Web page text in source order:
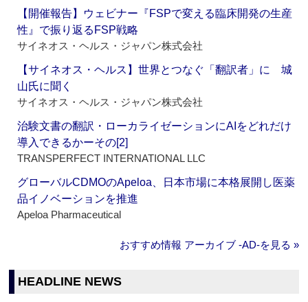
【開催報告】ウェビナー『FSPで変える臨床開発の生産
性』で振り返るFSP戦略
サイネオス・ヘルス・ジャパン株式会社
【サイネオス・ヘルス】世界とつなぐ「翻訳者」に 城
山氏に聞く
サイネオス・ヘルス・ジャパン株式会社
治験文書の翻訳・ローカライゼーションにAIをどれだけ
導入できるかーその[2]
TRANSPERFECT INTERNATIONAL LLC
グローバルCDMOのApeloa、日本市場に本格展開し医薬
品イノベーションを推進
Apeloa Pharmaceutical
おすすめ情報 アーカイブ ‐AD‐を見る »
HEADLINE NEWS